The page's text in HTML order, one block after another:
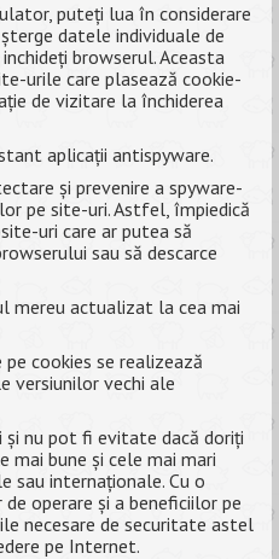
puteți lua în considerare
datele individuale de
browserul. Aceasta
urile care plasează cookie-
de vizitare la închiderea
aplicații antispyware.
și prevenire a spyware-
pe site-uri. Astfel, împiedică
uri care ar putea să
sau să descarce
mereu actualizat la cea mai
cookies se realizează
versiunilor vechi ale
nu pot fi evitate dacă doriți
mai bune și cele mai mari
sau internaționale. Cu o
operare și a beneficiilor pe
necesare de securitate astel
pe Internet.